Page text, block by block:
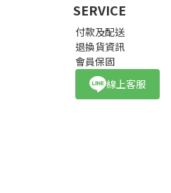
SERVICE
付款及配送
退換貨資訊
會員保固
線上客服